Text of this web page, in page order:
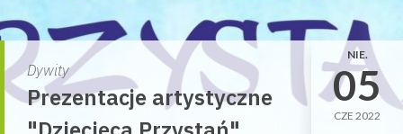
Dywity
Prezentacje artystyczne
NIE.
05
CZE 2022